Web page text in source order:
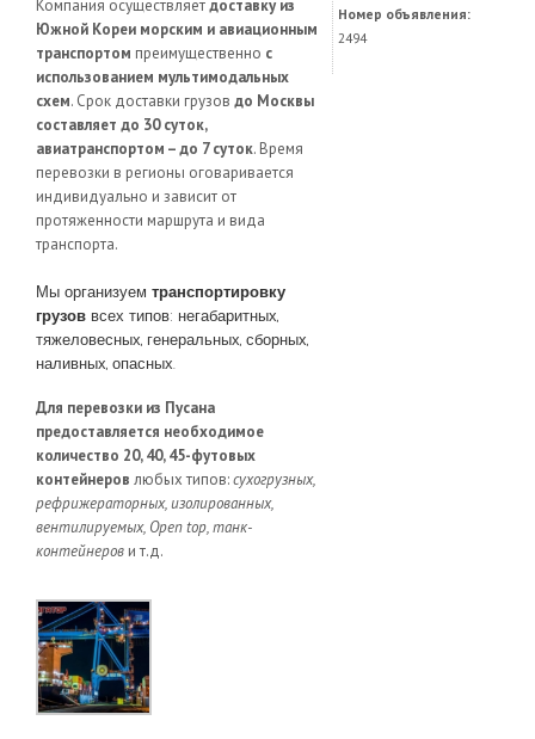
Компания осуществляетдоставку из
Южной Кореи морским и авиационным
транспортом преимущественно с
использованием мультимодальных
схем. Срок доставки грузов до Москвы
составляет до 30 суток,
авиатранспортом – до 7 суток. Время
перевозки в регионы оговаривается
индивидуально и зависит от
протяженности маршрута и вида
транспорта.
Мы организуем транспортировку
грузов всех типов: негабаритных,
тяжеловесных, генеральных, сборных,
наливных, опасных.
Для перевозки из Пусана
предоставляется необходимое
количество 20, 40, 45-футовых
контейнеров любых типов:сухогрузных,
рефрижераторных, изолированных,
вентилируемых, Open top, танк-
контейнеров и т.д.
Номер объявления:
2494